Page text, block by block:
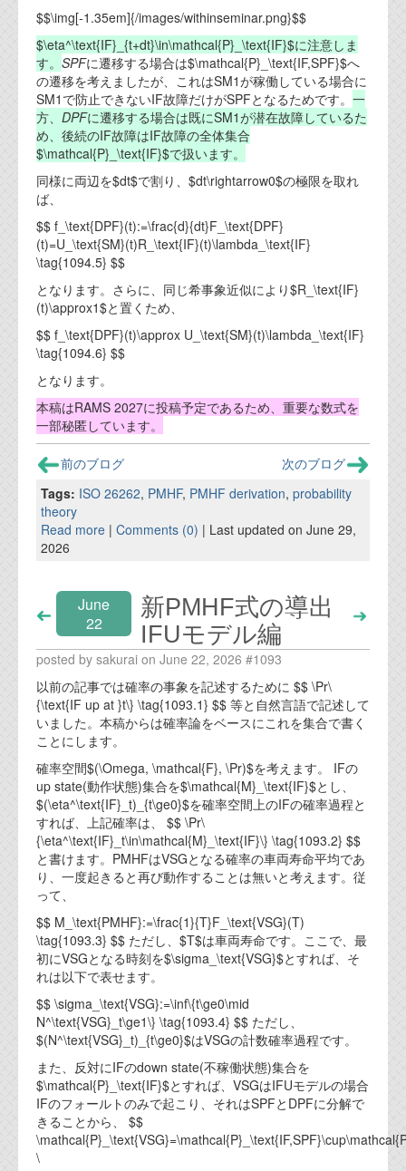
$$\img[-1.35em]{/images/withinseminar.png}$$
$\eta^\text{IF}_{t+dt}\in\mathcal{P}_\text{IF}$に注意しま
す。 SPFに遷移する場合は$\mathcal{P}_\text{IF,SPF}$へ
の遷移を考えましたが、これはSM1が稼働している場合に
SM1で防止できないIF故障だけがSPFとなるためです。 一
方、 DPFに遷移する場合は既にSM1が潜在故障しているた
め、後続のIF故障はIF故障の全体集合
$\mathcal{P}_\text{IF}$で扱います。
同様に両辺を$dt$で割り、$dt\rightarrow0$の極限を取れ
ば、
$$ f_\text{DPF}(t):=\frac{d}{dt}F_\text{DPF}
(t)=U_\text{SM}(t)R_\text{IF}(t)\lambda_\text{IF}
\tag{1094.5} $$
となります。さらに、同じ希事象近似により$R_\text{IF}
(t)\approx1$と置くため、
$$ f_\text{DPF}(t)\approx U_\text{SM}(t)\lambda_\text{IF}
\tag{1094.6} $$
となります。
本稿はRAMS 2027に投稿予定であるため、重要な数式を
一部秘匿しています。
前のブログ
次のブログ
Tags: ISO 26262, PMHF, PMHF derivation, probability
theory
Read more | Comments (0) | Last updated on June 29,
2026
June
22
新PMHF式の導出
IFUモデル編
posted by sakurai on June 22, 2026 #1093
以前の記事では確率の事象を記述するために $$ \Pr\
{\text{IF up at }t\} \tag{1093.1} $$ 等と自然言語で記述して
いました。本稿からは確率論をベースにこれを集合で書く
ことにします。
確率空間$(\Omega, \mathcal{F}, \Pr)$を考えます。 IFの
up state(動作状態)集合を$\mathcal{M}_\text{IF}$とし、
$(\eta^\text{IF}_t)_{t\ge0}$を確率空間上のIFの確率過程と
すれば、上記確率は、 $$ \Pr\
{\eta^\text{IF}_t\in\mathcal{M}_\text{IF}\} \tag{1093.2} $$
と書けます。PMHFはVSGとなる確率の車両寿命平均であ
り、一度起きると再び動作することは無いと考えます。従
って、
$$ M_\text{PMHF}:=\frac{1}{T}F_\text{VSG}(T)
\tag{1093.3} $$ ただし、$T$は車両寿命です。ここで、最
初にVSGとなる時刻を$\sigma_\text{VSG}$とすれば、そ
れは以下で表せます。
$$ \sigma_\text{VSG}:=\inf\{t\ge0\mid
N^\text{VSG}_t\ge1\} \tag{1093.4} $$ ただし、
$(N^\text{VSG}_t)_{t\ge0}$はVSGの計数確率過程です。
また、反対にIFのdown state(不稼働状態)集合を
$\mathcal{P}_\text{IF}$とすれば、VSGはIFUモデルの場合
IFのフォールトのみで起こり、それはSPFとDPFに分解で
きることから、 $$
\